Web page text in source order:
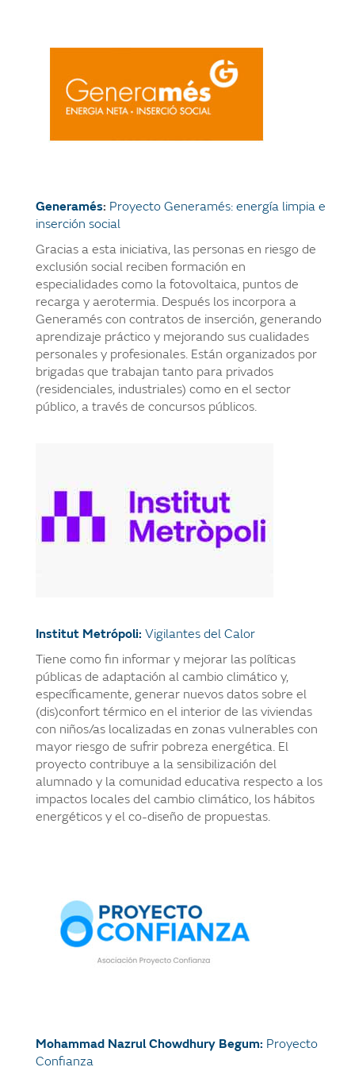
Generamés: Proyecto Generamés: energía limpia e
inserción social
Gracias a esta iniciativa, las personas en riesgo de
exclusión social reciben formación en
especialidades como la fotovoltaica, puntos de
recarga y aerotermia. Después los incorpora a
Generamés con contratos de inserción, generando
aprendizaje práctico y mejorando sus cualidades
personales y profesionales. Están organizados por
brigadas que trabajan tanto para privados
(residenciales, industriales) como en el sector
público, a través de concursos públicos.
Institut Metrópoli: Vigilantes del Calor
Tiene como fin informar y mejorar las políticas
públicas de adaptación al cambio climático y,
específicamente, generar nuevos datos sobre el
(dis)confort térmico en el interior de las viviendas
con niños/as localizadas en zonas vulnerables con
mayor riesgo de sufrir pobreza energética. El
proyecto contribuye a la sensibilización del
alumnado y la comunidad educativa respecto a los
impactos locales del cambio climático, los hábitos
energéticos y el co-diseño de propuestas.
Mohammad Nazrul Chowdhury Begum: Proyecto
Confianza